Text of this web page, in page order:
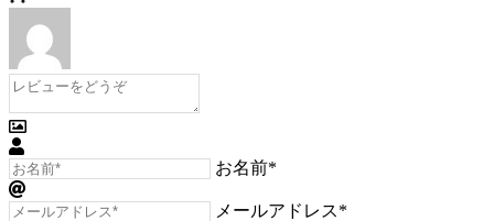
お名前*
メールアドレス*